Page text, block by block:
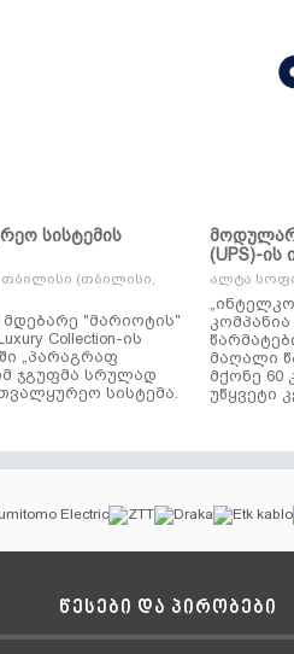
სისტემის
(თბილისი,
"მარიოტის"
Collection-ის
„პარაგრაფ
ჯგუფმა სრულად
სისტემა.
(UPS)-ის
ალტა
წარმატებით
მაღალი
მქონე
უწყვეტი
წესები და პირობები